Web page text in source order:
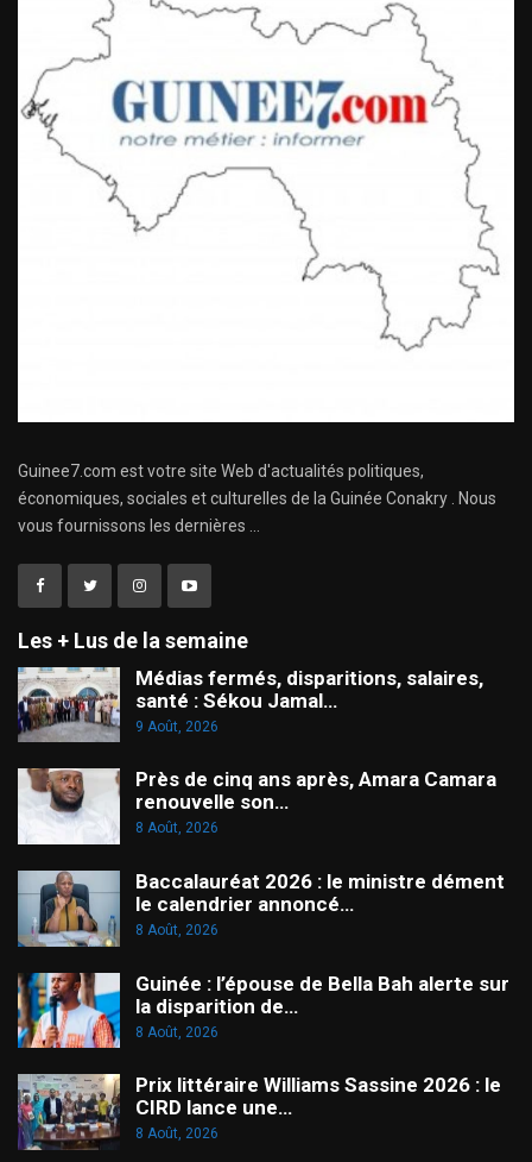
Guinee7.com est votre site Web d'actualités politiques,
économiques, sociales et culturelles de la Guinée Conakry . Nous
vous fournissons les dernières ...
Les + Lus de la semaine
Médias fermés, disparitions, salaires,
santé : Sékou Jamal…
9 Août, 2026
Près de cinq ans après, Amara Camara
renouvelle son…
8 Août, 2026
Baccalauréat 2026 : le ministre dément
le calendrier annoncé…
8 Août, 2026
Guinée : l’épouse de Bella Bah alerte sur
la disparition de…
8 Août, 2026
Prix littéraire Williams Sassine 2026 : le
CIRD lance une…
8 Août, 2026